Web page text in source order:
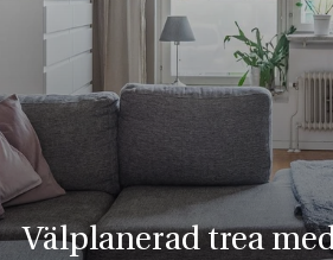
Välplanerad trea